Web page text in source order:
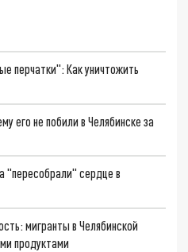
перчатки": Как уничтожить
его не побили в Челябинске за
"пересобрали" сердце в
мигранты в Челябинской
продуктами